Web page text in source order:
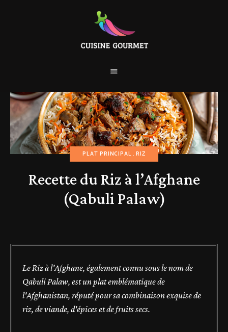
PLAT PRINCIPAL RIZ
Recette du Riz à l’Afghane
(Qabuli Palaw)
Le Riz à l'Afghane, également connu sous le nom de
Qabuli Palaw, est un plat emblématique de
l'Afghanistan, réputé pour sa combinaison exquise de
riz, de viande, d'épices et de fruits secs.